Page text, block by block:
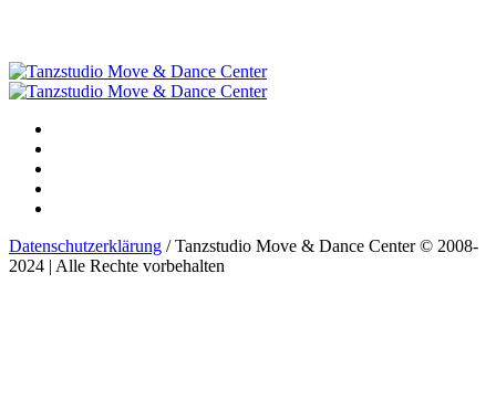
Datenschutzerklärung / Tanzstudio Move & Dance Center © 2008-
2024 | Alle Rechte vorbehalten